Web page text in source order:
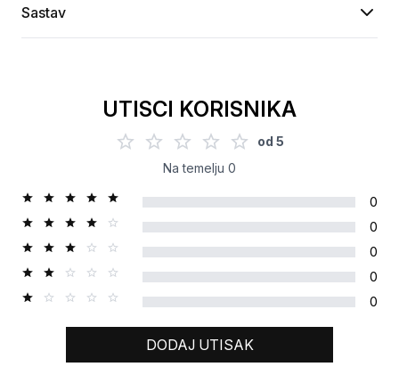
Sastav
UTISCI KORISNIKA
od 5
Na temelju 0
0
0
0
0
0
DODAJ UTISAK